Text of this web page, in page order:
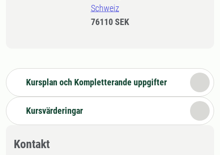
Schweiz
76110 SEK
Kursplan och Kompletterande uppgifter
Kursvärderingar
Kontakt